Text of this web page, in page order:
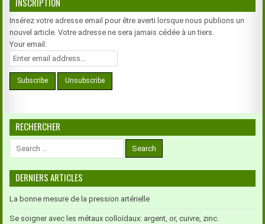
INSCRIPTION
Insérez votre adresse email pour être averti lorsque nous publions un
nouvel article. Votre adresse ne sera jamais cédée à un tiers.
Your email:
RECHERCHER
Search
for:
DERNIERS ARTICLES
La bonne mesure de la pression artérielle
Se soigner avec les métaux colloïdaux: argent, or, cuivre, zinc.